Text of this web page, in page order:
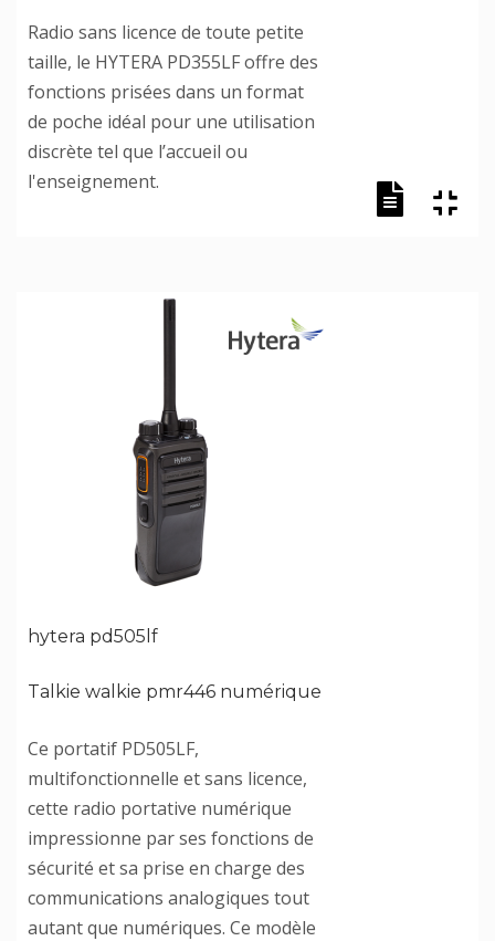
Radio sans licence de toute petite
taille, le HYTERA PD355LF offre des
fonctions prisées dans un format
de poche idéal pour une utilisation
discrète tel que l’accueil ou
l'enseignement.
hytera pd505lf
Talkie walkie pmr446 numérique
Ce portatif PD505LF,
multifonctionnelle et sans licence,
cette radio portative numérique
impressionne par ses fonctions de
sécurité et sa prise en charge des
communications analogiques tout
autant que numériques. Ce modèle